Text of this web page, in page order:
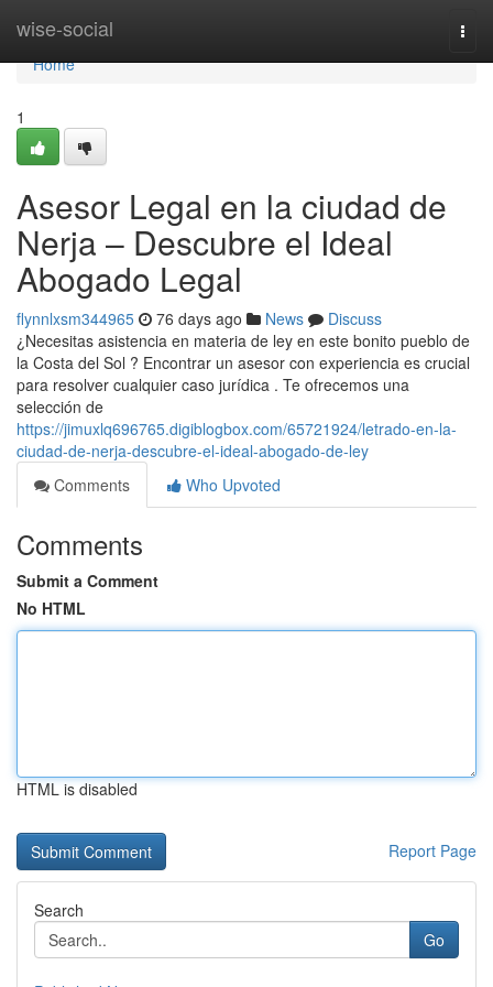
wise-social
Home
Home
1
Asesor Legal en la ciudad de
Nerja – Descubre el Ideal
Abogado Legal
flynnlxsm344965 76 days ago News
Discuss
¿Necesitas asistencia en materia de ley en este bonito pueblo de
la Costa del Sol ? Encontrar un asesor con experiencia es crucial
para resolver cualquier caso jurídica . Te ofrecemos una
selección de
https://jimuxlq696765.digiblogbox.com/65721924/letrado-en-la-
ciudad-de-nerja-descubre-el-ideal-abogado-de-ley
Comments
Who Upvoted
Comments
Submit a Comment
No HTML
HTML is disabled
Report Page
Search
Go